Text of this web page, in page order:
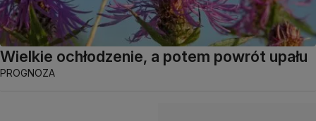
Wielkie ochłodzenie, a potem powrót upału
PROGNOZA